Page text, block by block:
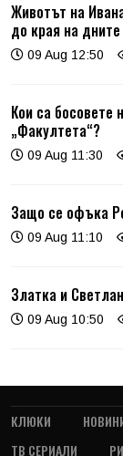
Животът на
до края на
09 Aug 12:50
Кои са босовете
„Факултета“?
09 Aug 11:30
Защо се офъка
09 Aug 11:10
Златка и
09 Aug 10:50
КЛЮКИ
ТВ СЕРИАЛИ